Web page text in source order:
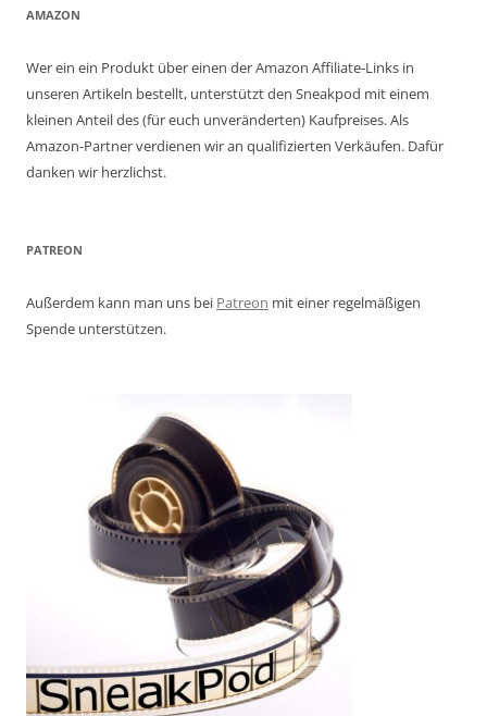
AMAZON
Wer ein ein Produkt über einen der Amazon Affiliate-Links in
unseren Artikeln bestellt, unterstützt den Sneakpod mit einem
kleinen Anteil des (für euch unveränderten) Kaufpreises. Als
Amazon-Partner verdienen wir an qualifizierten Verkäufen. Dafür
danken wir herzlichst.
PATREON
Außerdem kann man uns bei Patreon mit einer regelmäßigen
Spende unterstützen.